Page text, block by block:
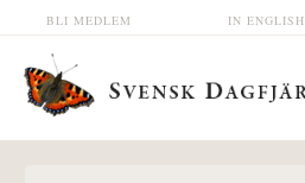
Hoppa till huvudinnehåll IN ENGLISH
BLI MEDLEM